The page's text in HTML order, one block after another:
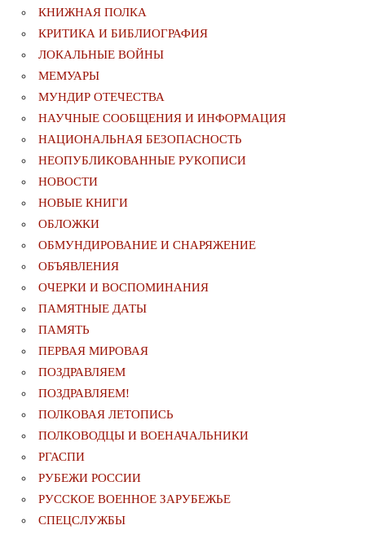
КНИЖНАЯ ПОЛКА
КРИТИКА И БИБЛИОГРАФИЯ
ЛОКАЛЬНЫЕ ВОЙНЫ
МЕМУАРЫ
МУНДИР ОТЕЧЕСТВА
НАУЧНЫЕ СООБЩЕНИЯ И ИНФОРМАЦИЯ
НАЦИОНАЛЬНАЯ БЕЗОПАСНОСТЬ
НЕОПУБЛИКОВАННЫЕ РУКОПИСИ
НОВОСТИ
НОВЫЕ КНИГИ
ОБЛОЖКИ
ОБМУНДИРОВАНИЕ И СНАРЯЖЕНИЕ
ОБЪЯВЛЕНИЯ
ОЧЕРКИ И ВОСПОМИНАНИЯ
ПАМЯТНЫЕ ДАТЫ
ПАМЯТЬ
ПЕРВАЯ МИРОВАЯ
ПОЗДРАВЛЯЕМ
ПОЗДРАВЛЯЕМ!
ПОЛКОВАЯ ЛЕТОПИСЬ
ПОЛКОВОДЦЫ И ВОЕНАЧАЛЬНИКИ
РГАСПИ
РУБЕЖИ РОССИИ
РУССКОЕ ВОЕННОЕ ЗАРУБЕЖЬЕ
СПЕЦСЛУЖБЫ